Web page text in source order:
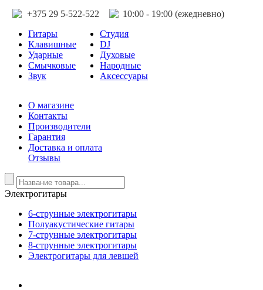
+375 29 5-522-522
10:00 - 19:00 (ежедневно)
Гитары
Клавишные
Ударные
Смычковые
Звук
Студия
DJ
Духовые
Народные
Аксессуары
О магазине
Контакты
Производители
Гарантия
Доставка и оплата
Отзывы
Электрогитары
6-струнные электрогитары
Полуакустические гитары
7-струнные электрогитары
8-струнные электрогитары
Электрогитары для левшей